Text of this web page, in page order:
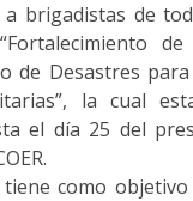
a brigadistas de
de
de Desastres
la cual
el día 25 del
tiene como